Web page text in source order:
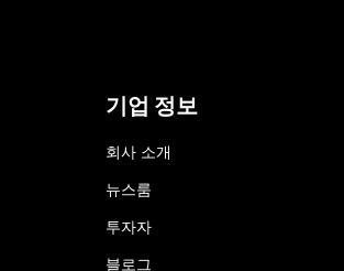
기업 정보
회사 소개
뉴스룸
투자자
블로그